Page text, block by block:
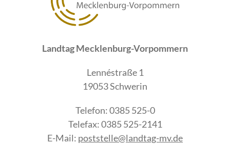
Landtag Mecklenburg-Vorpommern
Lennéstraße 1
19053 Schwerin
Telefon: 0385 525-0
Telefax: 0385 525-2141
E-Mail: poststelle@landtag-mv.de